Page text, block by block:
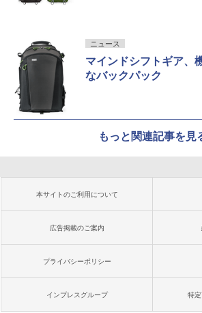
ニュース
マインドシフトギア、
なバックパック
もっと関連記事を見
本サイトのご利用について
広告掲載のご案内
プライバシーポリシー
インプレスグループ 特